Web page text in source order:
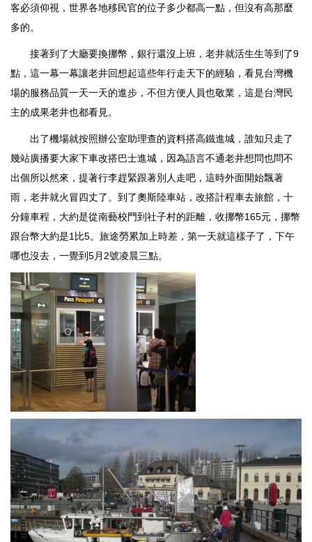
客必須仰視，世界各地移民官的位子多少都高一點，但沒有高那麼
多的。
接著到了大廳要換挪幣，銀行還沒上班，老井就活生生等到了9
點，這一幕一幕讓老井回想起這些年行走天下的經驗，看見台灣機
場的服務品質一天一天的進步，不但方便人員也敬業，這是台灣民
主的成果老井也都看見。
出了機場就按照辦公室助理查的資料搭高鐵進城，誰知只走了
幾站廣播要大家下車改搭巴士進城，因為語言不通老井想問也問不
出個所以然來，提著行李趕緊跟著別人走吧，這時外面開始飄著
雨，老井就火冒四丈了。到了奧斯陸車站，改搭計程車去旅館，十
分鐘車程，大約是從南藝校門到社子村的距離，收挪幣165元，挪幣
跟台幣大約是1比5。旅途勞累加上時差，第一天就這樣子了，下午
哪也沒去，一覺到5月2號凌晨三點。